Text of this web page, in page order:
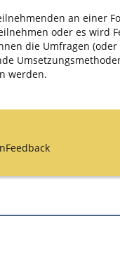
an einer
oder es wird
die Umfragen
werden.